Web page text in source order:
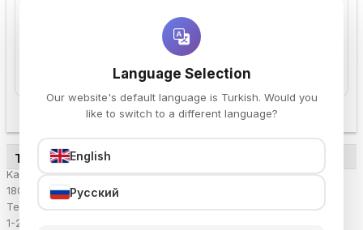
Sepete Ekle Sepete Ekle
TESLİMAT DETAYLARI
Kargo Ücreti:
180.54 TL
Teslimat Süresi:
1-2 iş günü
Language Selection
Our website's default language is Turkish. Would you
like to switch to a different language?
English
Русский